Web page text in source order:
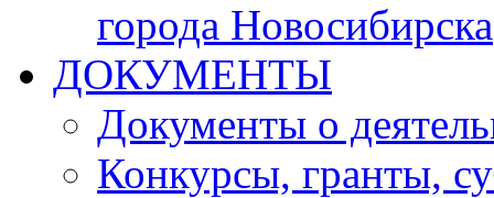
города Новосибирска
ДОКУМЕНТЫ
Документы о
Конкурсы, гранты,